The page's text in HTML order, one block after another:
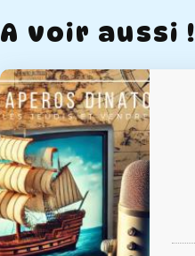
A voir aussi !